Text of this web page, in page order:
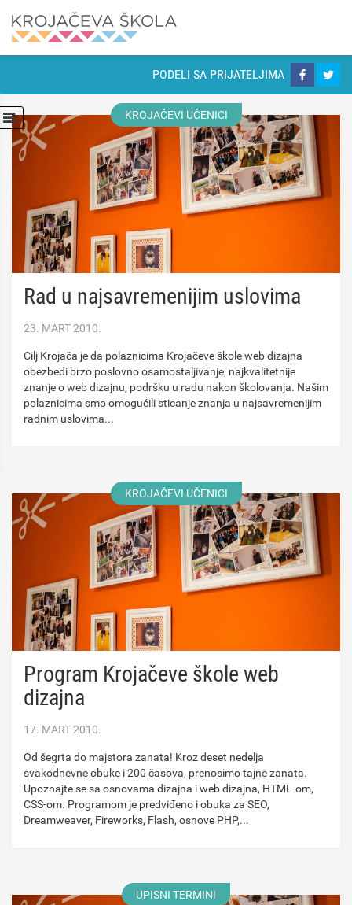
PODELI SA PRIJATELJIMA
KROJAČEVI UČENICI
Rad u najsavremenijim uslovima
23. MART 2010.
Cilj Krojača je da polaznicima Krojačeve škole web dizajna
obezbedi brzo poslovno osamostaljivanje, najkvalitetnije
znanje o web dizajnu, podršku u radu nakon školovanja. Našim
polaznicima smo omogućili sticanje znanja u najsavremenijim
radnim uslovima...
KROJAČEVI UČENICI
Program Krojačeve škole web
dizajna
17. MART 2010.
Od šegrta do majstora zanata! Kroz deset nedelja
svakodnevne obuke i 200 časova, prenosimo tajne zanata.
Upoznajte se sa osnovama dizajna i web dizajna, HTML-om,
CSS-om. Programom je predviđeno i obuka za SEO,
Dreamweaver, Fireworks, Flash, osnove PHP,...
UPISNI TERMINI